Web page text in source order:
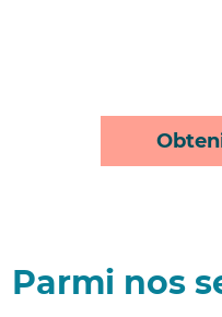
Parmi nos